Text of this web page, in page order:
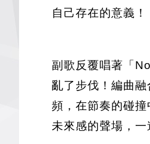
自己存在的意義！
副歌反覆唱著「
亂了步伐！編曲
頻，在節奏的碰
未來感的聲場，一